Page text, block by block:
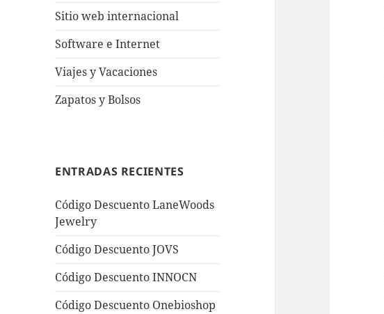
Sitio web internacional
Software e Internet
Viajes y Vacaciones
Zapatos y Bolsos
ENTRADAS RECIENTES
Código Descuento LaneWoods
Jewelry
Código Descuento JOVS
Código Descuento INNOCN
Código Descuento Onebioshop